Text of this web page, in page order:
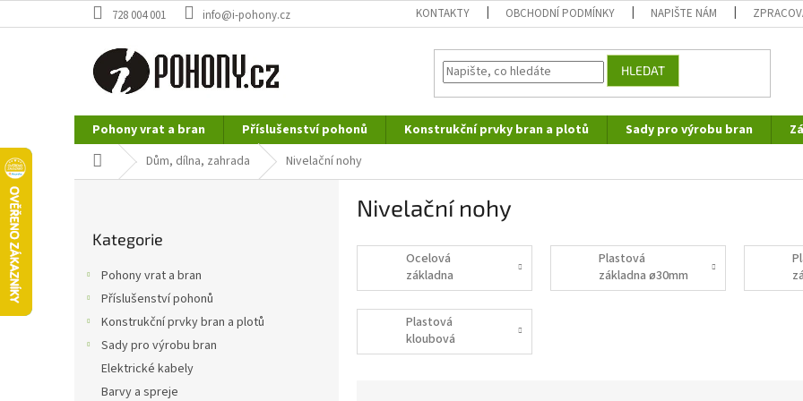
na
728 004 001 info@i-pohony.cz KONTAKTY OBCHODNÍ PODMÍNKY NAPIŠTE NÁM
HLEDAT
Pohony vrat a bran Příslušenství pohonů Konstrukční prvky bran a plotů Sady pro výrobu bran
Nerezové polotovary
Hutní materiál
Domů Dům, dílna, zahrada Nivelační nohy
kategorie
Kategorie
Pohony vrat a bran
Příslušenství pohonů
Konstrukční prvky bran a plotů
Sady pro výrobu bran
Elektrické kabely
Barvy a spreje
Nivelační nohy
Ocelová
základna
Plastová
základna ø30mm
Plastová
kloubová
základna ø50mm